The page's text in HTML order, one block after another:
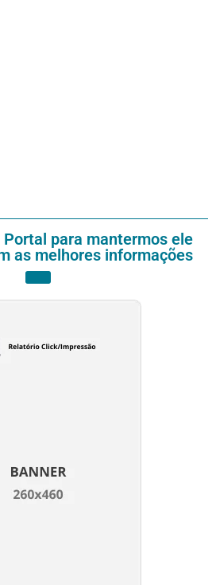
para mantermos ele
as melhores informações